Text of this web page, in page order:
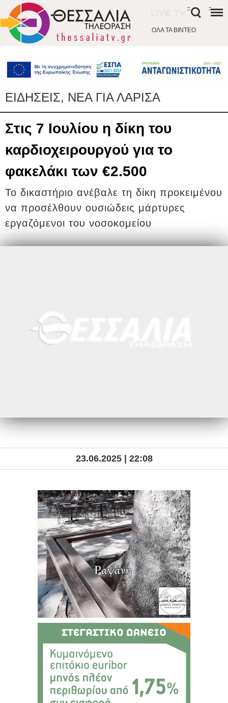
ΟΛΑ ΤΑ ΒΙΝΤΕΟ
- -
ΕΙΔΗΣΕΙΣ, ΝΕΑ ΓΙΑ ΛΑΡΙΣΑ
Στις 7 Ιουλίου η δίκη του
καρδιοχειρουργού για το
φακελάκι των €2.500
Το δικαστήριο ανέβαλε τη δίκη προκειμένου
να προσέλθουν ουσιώδεις μάρτυρες
εργαζόμενοι του νοσοκομείου
23.06.2025 | 22:08